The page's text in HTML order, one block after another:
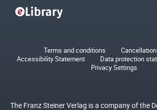
Terms and conditions
Accessibility Statement
Data protection
Privacy Settings
The Franz Steiner Verlag is a company of the